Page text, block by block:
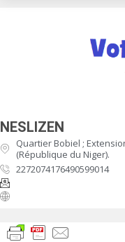
NESLIZEN
Quartier Bobiel ;
(République du Niger).
2272074176490599014